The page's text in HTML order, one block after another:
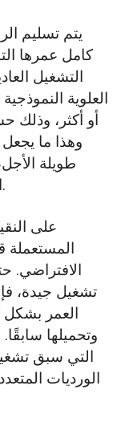
يتم تسليم
كامل عمرها
التشغيل
أو أكثر، وذلك
وهذا ما
طويلة
الطلب الإنتاجي المستقر أو المتزايد.
على
المستعملة
الافتراضي.
تشغيل جيدة،
العمر بشكل
وتحميلها
التي سبق
الورديات